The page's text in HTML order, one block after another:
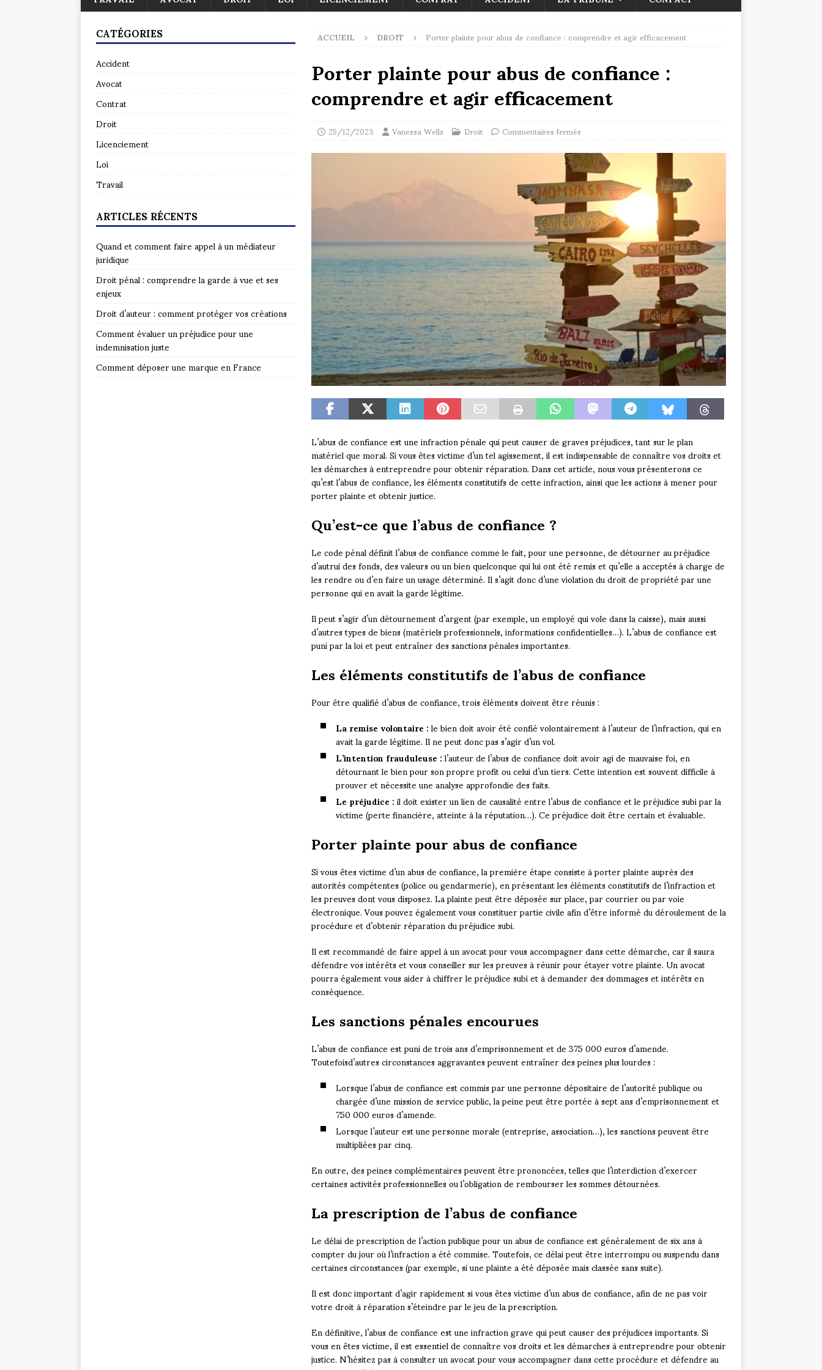
ACCUEIL DROIT Porter plainte pour abus de confiance : comprendre et agir efficacement
Porter plainte pour abus de confiance :
comprendre et agir efficacement
25/12/2023 Vanessa Wells Droit Commentaires fermés
L’abus de confiance est une infraction pénale qui peut causer de graves préjudices, tant sur le plan
matériel que moral. Si vous êtes victime d’un tel agissement, il est indispensable de connaître vos droits et
les démarches à entreprendre pour obtenir réparation. Dans cet article, nous vous présenterons ce
qu’est l’abus de confiance, les éléments constitutifs de cette infraction, ainsi que les actions à mener pour
porter plainte et obtenir justice.
Qu’est-ce que l’abus de confiance ?
Le code pénal définit l’abus de confiance comme le fait, pour une personne, de détourner au préjudice
d’autrui des fonds, des valeurs ou un bien quelconque qui lui ont été remis et qu’elle a acceptés à charge de
les rendre ou d’en faire un usage déterminé. Il s’agit donc d’une violation du droit de propriété par une
personne qui en avait la garde légitime.
Il peut s’agir d’un détournement d’argent (par exemple, un employé qui vole dans la caisse), mais aussi
d’autres types de biens (matériels professionnels, informations confidentielles…). L’abus de confiance est
puni par la loi et peut entraîner des sanctions pénales importantes.
Les éléments constitutifs de l’abus de confiance
Pour être qualifié d’abus de confiance, trois éléments doivent être réunis :
La remise volontaire :le bien doit avoir été confié volontairement à l’auteur de l’infraction, qui en
avait la garde légitime. Il ne peut donc pas s’agir d’un vol.
L’intention frauduleuse :l’auteur de l’abus de confiance doit avoir agi de mauvaise foi, en
détournant le bien pour son propre profit ou celui d’un tiers. Cette intention est souvent difficile à
prouver et nécessite une analyse approfondie des faits.
Le préjudice :il doit exister un lien de causalité entre l’abus de confiance et le préjudice subi par la
victime (perte financière, atteinte à la réputation…). Ce préjudice doit être certain et évaluable.
Porter plainte pour abus de confiance
Si vous êtes victime d’un abus de confiance, la première étape consiste à porter plainte auprès des
autorités compétentes (police ou gendarmerie), en présentant les éléments constitutifs de l’infraction et
les preuves dont vous disposez. La plainte peut être déposée sur place, par courrier ou par voie
électronique. Vous pouvez également vous constituer partie civile afin d’être informé du déroulement de la
procédure et d’obtenir réparation du préjudice subi.
Il est recommandé de faire appel à un avocat pour vous accompagner dans cette démarche, car il saura
défendre vos intérêts et vous conseiller sur les preuves à réunir pour étayer votre plainte. Un avocat
pourra également vous aider à chiffrer le préjudice subi et à demander des dommages et intérêts en
conséquence.
Les sanctions pénales encourues
L’abus de confiance est puni de trois ans d’emprisonnement et de 375 000 euros d’amende.
Toutefoisd’autres circonstances aggravantes peuvent entraîner des peines plus lourdes :
Lorsque l’abus de confiance est commis par une personne dépositaire de l’autorité publique ou
chargée d’une mission de service public, la peine peut être portée à sept ans d’emprisonnement et
750 000 euros d’amende.
Lorsque l’auteur est une personne morale (entreprise, association…), les sanctions peuvent être
multipliées par cinq.
En outre, des peines complémentaires peuvent être prononcées, telles que l’interdiction d’exercer
certaines activités professionnelles ou l’obligation de rembourser les sommes détournées.
La prescription de l’abus de confiance
Le délai de prescription de l’action publique pour un abus de confiance est généralement de six ans à
compter du jour où l’infraction a été commise. Toutefois, ce délai peut être interrompu ou suspendu dans
certaines circonstances (par exemple, si une plainte a été déposée mais classée sans suite).
Il est donc important d’agir rapidement si vous êtes victime d’un abus de confiance, afin de ne pas voir
votre droit à réparation s’éteindre par le jeu de la prescription.
En définitive, l’abus de confiance est une infraction grave qui peut causer des préjudices importants. Si
vous en êtes victime, il est essentiel de connaître vos droits et les démarches à entreprendre pour obtenir
justice. N’hésitez pas à consulter un avocat pour vous accompagner dans cette procédure et défendre au
CATÉGORIES
Accident
Avocat
Contrat
Droit
Licenciement
Loi
Travail
ARTICLES RÉCENTS
Quand et comment faire appel à un médiateur
juridique
Droit pénal : comprendre la garde à vue et ses
enjeux
Droit d’auteur : comment protéger vos créations
Comment évaluer un préjudice pour une
indemnisation juste
Comment déposer une marque en France